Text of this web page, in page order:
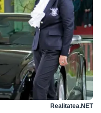
Realitatea.NET